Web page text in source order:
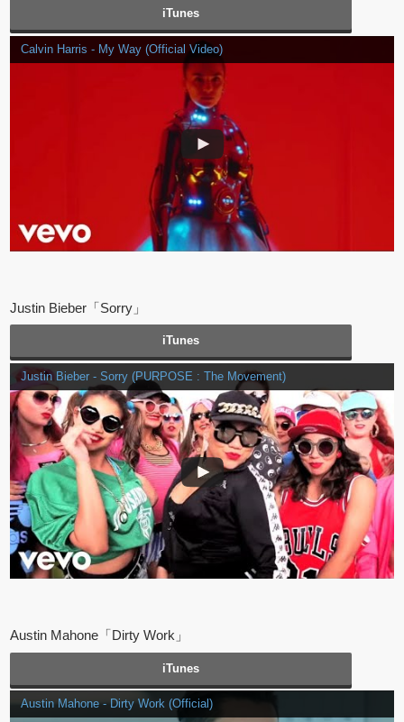
iTunes
Calvin Harris - My Way (Official Video)
Justin Bieber「Sorry」
iTunes
Justin Bieber - Sorry (PURPOSE : The Movement)
Austin Mahone「Dirty Work」
iTunes
Austin Mahone - Dirty Work (Official)